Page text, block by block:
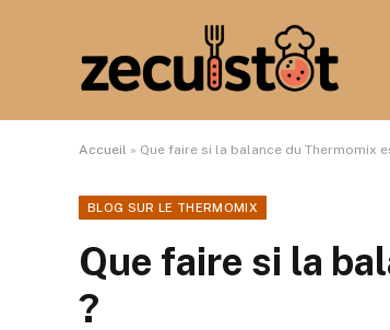
Accueil » Que faire si la balance du Thermomix
BLOG SUR LE THERMOMIX
Que faire si la
?